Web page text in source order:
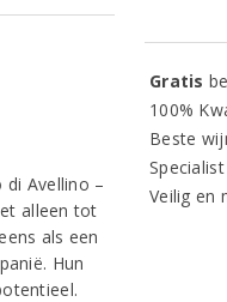
Avellino –
alleen tot
als een
Hun
Gratis
100%
Beste
Veilig en